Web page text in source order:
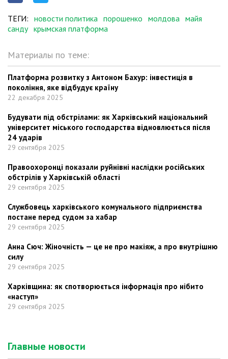
ТЕГИ: новости политика порошенко молдова майя
санду крымская платформа
Материалы по теме:
Платформа розвитку з Антоном Бахур: інвестиція в
покоління, яке відбудує країну
22 декабря 2025
Будувати під обстрілами: як Харківський національний
університет міського господарства відновлюється після
24 ударів
29 сентября 2025
Правоохоронці показали руйнівні наслідки російських
обстрілів у Харківській області
29 сентября 2025
Службовець харківського комунального підприємства
постане перед судом за хабар
29 сентября 2025
Анна Сюч: Жіночність — це не про макіяж, а про внутрішню
силу
29 сентября 2025
Харківщина: як спотворюється інформація про нібито
«наступ»
29 сентября 2025
Главные новости